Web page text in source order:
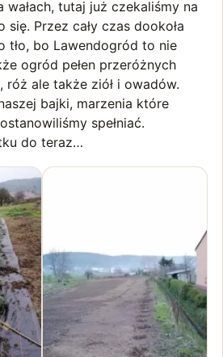
wałach, tutaj już czekaliśmy na
się. Przez cały czas dookoła
tło, bo Lawendogród to nie
ogród pełen przeróżnych
róż ale także ziół i owadów.
bajki, marzenia które
spełniać.
do teraz…